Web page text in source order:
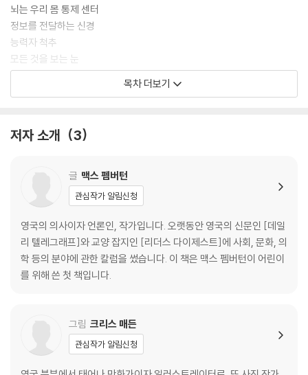
뇌는 우리 몸 통제 센터
정보를 전달하는 신경
능력자 척추
모든 것을 보는 눈
소리를 듣는 귀
늘었다 줄었다 위
못하는 게 없는 간
청소 전문가 콩팥
오줌 보관소 방광
쉬지 않고 뛰는 심장
산소 공급기 허파
혈관은 몸속 도로
온몸을 누비는 피
자란다! 털과 손발톱
여자의 몸은 특별해
남자의 몸은 특별해
아기의 몸은 특별해
목차 더보기
저자 소개 3
글 맥스 펨버턴
관심작가 알림신청
영국의 의사이자 언론인, 작가입니다. 오랫동안 영국의 신문인 [데일
리 텔레그래프]와 교양 잡지인 [리더스 다이제스트]에 사회, 문화, 의
학 등의 분야에 관한 칼럼을 썼습니다. 이 책은 맥스 펨버턴이 어린이
를 위해 쓴 첫 책입니다.
그림 크리스 매든
관심작가 알림신청